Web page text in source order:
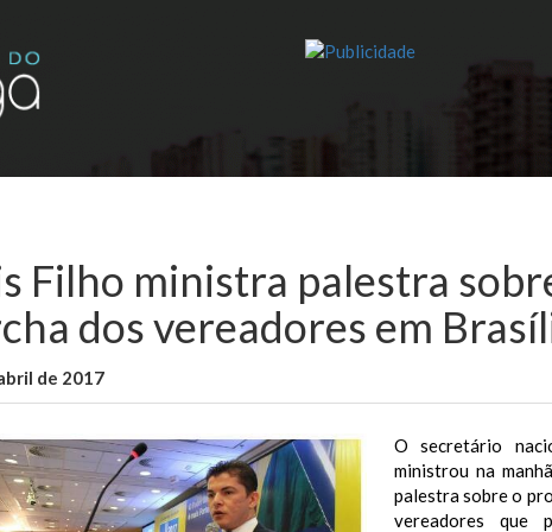
Filho ministra palestra
dos vereadores em
de 2017
O secretário
ministrou na
palestra sobre o
vereadores que